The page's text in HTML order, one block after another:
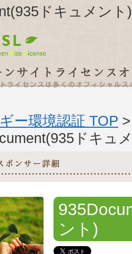
ドキュメント
ー環境認証 TOP
ドキ
ント)